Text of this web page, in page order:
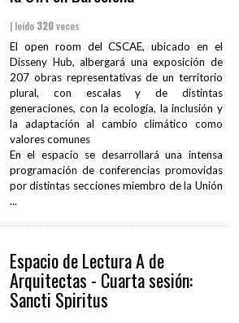
| leído 320veces
El open room del CSCAE, ubicado en el
Disseny Hub, albergará una exposición de
207 obras representativas de un territorio
plural, con escalas y de distintas
generaciones, con la ecología, la inclusión y
la adaptación al cambio climático como
valores comunes
En el espacio se desarrollará una intensa
programación de conferencias promovidas
por distintas secciones miembro de la Unión
...
Espacio de Lectura A de
Arquitectas - Cuarta sesión:
Sancti Spiritus